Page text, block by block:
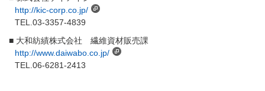
http://kic-corp.co.jp/
TEL.03-3357-4839
■ 大和紡績株式会社 繊維資材販売課
http://www.daiwabo.co.jp/
TEL.06-6281-2413